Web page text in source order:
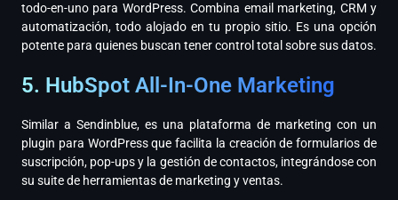
todo-en-uno para WordPress. Combina email marketing, CRM y
automatización, todo alojado en tu propio sitio. Es una opción
potente para quienes buscan tener control total sobre sus datos.
5. HubSpot All-In-One Marketing
Similar a Sendinblue, es una plataforma de marketing con un
plugin para WordPress que facilita la creación de formularios de
suscripción, pop-ups y la gestión de contactos, integrándose con
su suite de herramientas de marketing y ventas.